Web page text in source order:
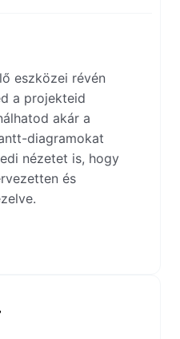
eszközei révén
a projekteid
akár a
diagramokat
nézetet is, hogy
és